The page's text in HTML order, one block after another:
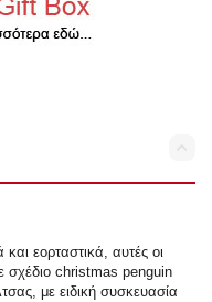
εορταστικά, αυτές οι
σχέδιο christmas penguin
με ειδική συσκευασία